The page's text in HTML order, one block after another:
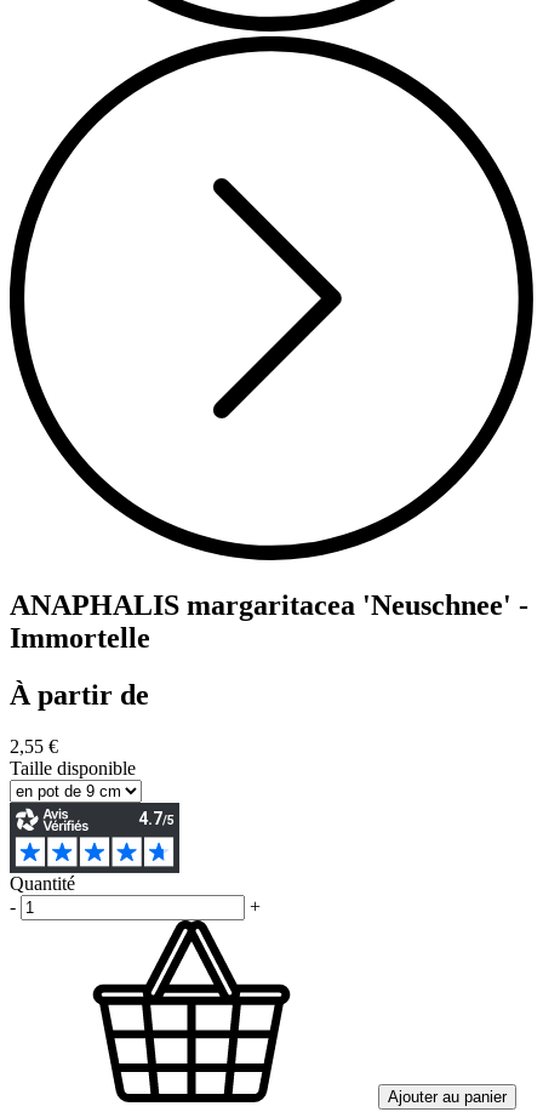
ANAPHALIS margaritacea 'Neuschnee' -
Immortelle
À partir de
2,55 €
Taille disponible
Quantité
-
+
Ajouter au panier